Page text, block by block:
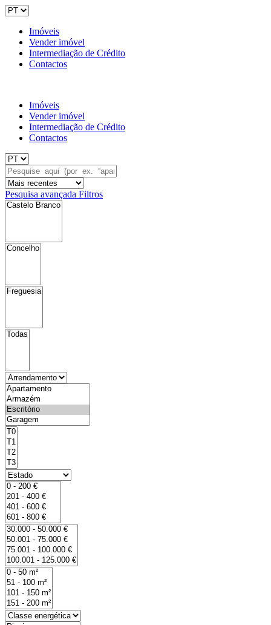
Imóveis
Vender imóvel
Intermediação de Crédito
Contactos
Imóveis
Vender imóvel
Intermediação de Crédito
Contactos
Pesquisa avançada Filtros